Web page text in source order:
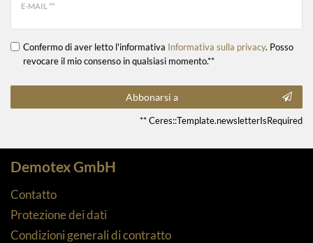
E-MAIL **
Confermo di aver letto l'informativa Informativa sulla privacy. Posso
revocare il mio consenso in qualsiasi momento.**
Abbonarsi a
** Ceres::Template.newsletterIsRequired
Demotex GmbH
Contatto
Protezione dei dati
Condizioni generali di contratto